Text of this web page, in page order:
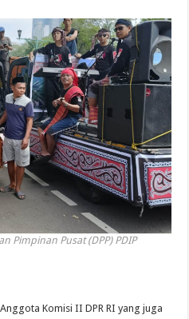
Pimpinan Pusat (DPP) PDIP
Anggota Komisi II DPR RI yang juga